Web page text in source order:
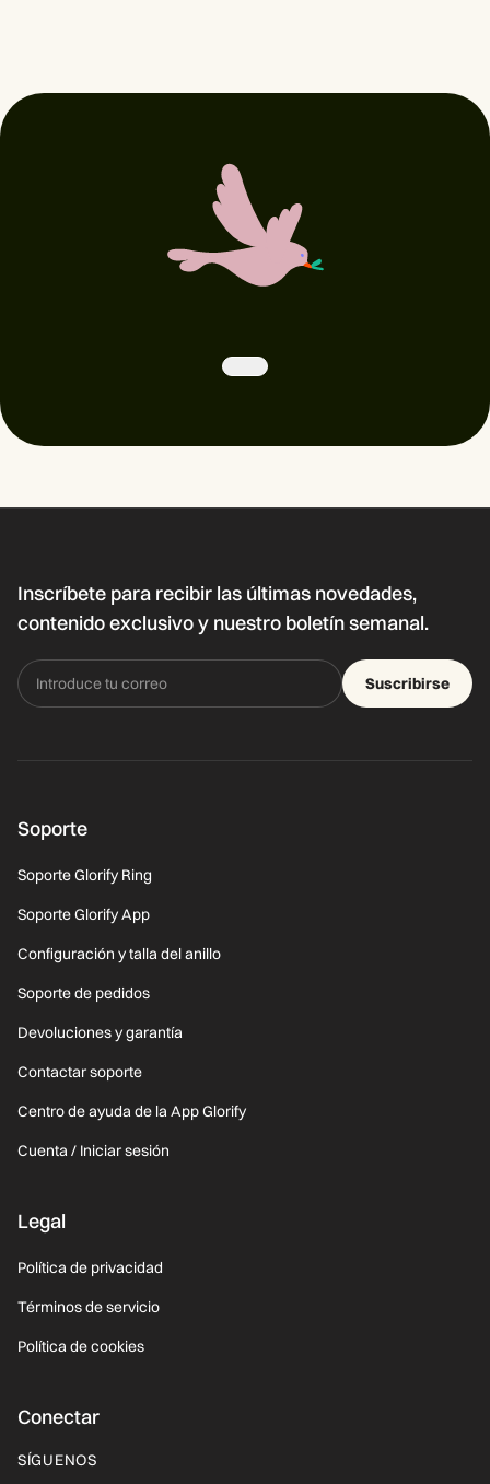
Inscríbete para recibir las últimas novedades,
contenido exclusivo y nuestro boletín semanal.
Suscribirse
Soporte
Soporte Glorify Ring
Soporte Glorify App
Configuración y talla del anillo
Soporte de pedidos
Devoluciones y garantía
Contactar soporte
Centro de ayuda de la App Glorify
Cuenta / Iniciar sesión
Legal
Política de privacidad
Términos de servicio
Política de cookies
Conectar
SÍGUENOS